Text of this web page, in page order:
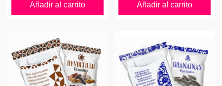
Añadir al carrito Añadir al carrito